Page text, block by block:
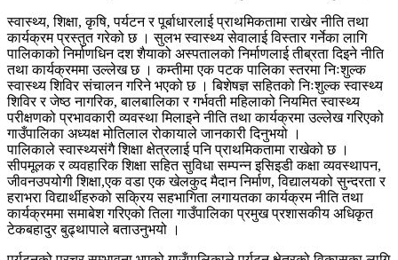
स्वास्थ्य, शिक्षा, कृषि, पर्यटन र पूर्बाधारलाई प्राथमिकतामा राखेर नीति तथा
कार्यक्रम प्रस्तुत गरेको छ । सुलभ स्वास्थ्य सेवालाई विस्तार गर्नेका लागि
पालिकाको निर्माणधिन दश शैयाको अस्पतालको निर्माणलाई तीब्रता दिइने नीति
तथा कार्यक्रममा उल्लेख छ । कम्तीमा एक पटक पालिका स्तरमा निःशुल्क
स्वास्थ्य शिविर संचालन गरिने भएको छ । बिशेषज्ञ सहितको निःशुल्क स्वास्थ्य
शिविर र जेष्ठ नागरिक, बालबालिका र गर्भवती महिलाको नियमित स्वास्थ्य
परीक्षणको प्रभावकारी व्यवस्था मिलाइने नीति तथा कार्यक्रमा उल्लेख गरिएको
गाउँपालिका अध्यक्ष मोतिलाल रोकायाले जानकारी दिनुभयो ।
पालिकाले स्वास्थ्यसंगै शिक्षा क्षेत्रलाई पनि प्राथमिकतामा राखेको छ ।
सीपमूलक र व्यवहारिक शिक्षा सहित सुविधा सम्पन्न इसिइडी कक्षा व्यवस्थापन,
जीवनउपयोगी शिक्षा,एक वडा एक खेलकुद मैदान निर्माण, विद्यालयको सुन्दरता र
हराभरा विद्यार्थीहरुको सक्रिय सहभागिता लगायतका कार्यक्रम नीति तथा
कार्यक्रममा समाबेश गरिएको तिला गाउँपालिका प्रमुख प्रशासकीय अधिकृत
टेकबहादुर बुढ्थापाले बताउनुभयो ।